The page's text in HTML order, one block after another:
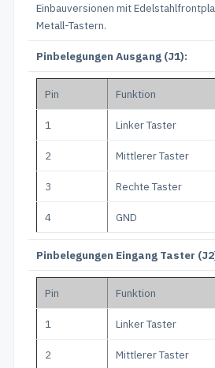
Einbauversionen mit
Metall-Tastern.
Pinbelegungen Ausgang (J1):
Pin Funktion
1 Linker Taster
2 Mittlerer Taster
3 Rechte Taster
4 GND
Pinbelegungen Eingang Taster
Pin Funktion
1 Linker Taster
2 Mittlerer Taster